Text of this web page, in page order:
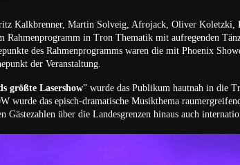
Kalkbrenner, Martin Solveig, Afrojack, Oliver Koletzki,
Rahmenprogramm in Tron Thematik mit aufregenden
des Rahmenprogramms waren die mit Phoenix
der Veranstaltung.
größte Lasershow” wurde das Publikum hautnah in die
wurde das episch-dramatische Musikthema
über die Landesgrenzen hinaus auch